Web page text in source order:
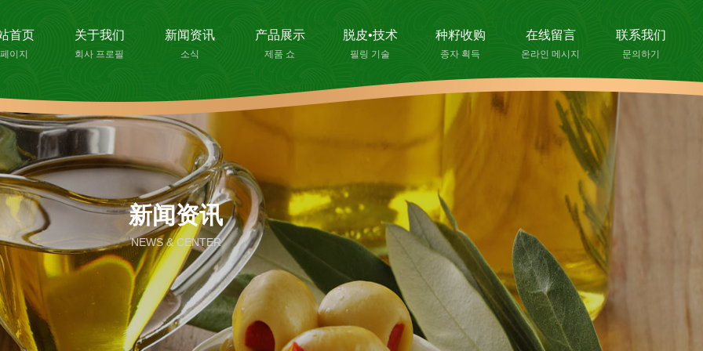
首页
이지
关于我们
회사 프로필
新闻资讯
소식
产品展示
제품 쇼
脱皮•技术
필링 기술
种籽收购
종자 획득
在线留言
온라인 메시지
联系我们
문의하기
新闻资讯
NEWS & CENTER